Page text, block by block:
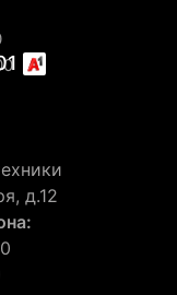
д.12